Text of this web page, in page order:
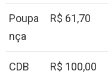
Poupa
nça
R$ 61,70
CDB
R$ 100,00